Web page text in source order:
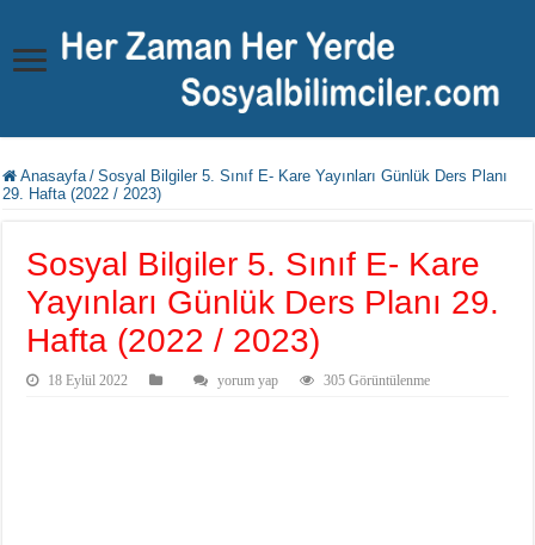
Anasayfa / Sosyal Bilgiler 5. Sınıf E- Kare Yayınları Günlük Ders Planı
29. Hafta (2022 / 2023)
Sosyal Bilgiler 5. Sınıf E- Kare
Yayınları Günlük Ders Planı 29.
Hafta (2022 / 2023)
18 Eylül 2022 yorum yap 305 Görüntülenme